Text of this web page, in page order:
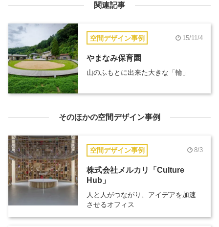
関連記事
空間デザイン事例 15/11/4
やまなみ保育園
山のふもとに出来た大きな「輪」
そのほかの空間デザイン事例
空間デザイン事例 8/3
株式会社メルカリ「Culture
Hub」
人と人がつながり、アイデアを加速
させるオフィス